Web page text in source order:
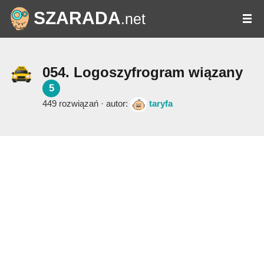
SZARADA.net
054. Logoszyfrogram wiązany
5
449 rozwiązań · autor: taryfa